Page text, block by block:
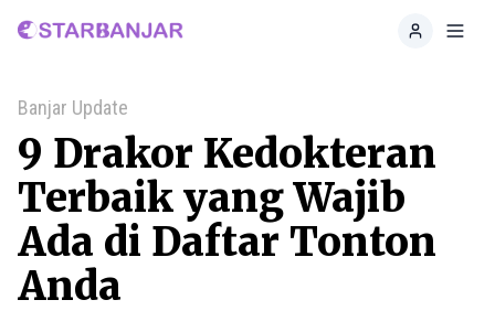
Home
Banjar Update
9 Drakor Kedokteran
Terbaik yang Wajib
Ada di Daftar Tonton
Anda